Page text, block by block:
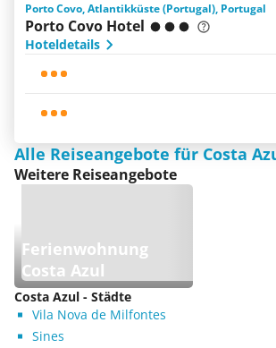
Porto Covo, Atlantikküste (Portugal), Portugal
Porto Covo Hotel
Hoteldetails
Alle Reiseangebote für Costa
Weitere Reiseangebote
Ferienwohnung
Costa Azul
Costa Azul - Städte
Vila Nova de Milfontes
Sines